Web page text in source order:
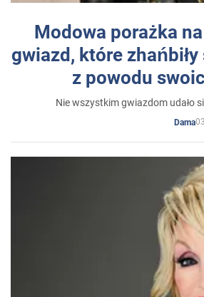
Modowa porażka
gwiazd, które
z powodu
Nie wszystkim gwiazdom udało
Dama